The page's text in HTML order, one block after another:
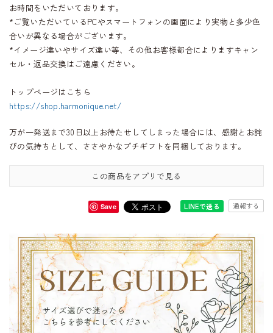
お時間をいただいております。
*ご覧いただいているPCやスマートフォンの画面により実物と多少色
合いが異なる場合がございます。
*イメージ違いやサイズ違い等、その他お客様都合によりますキャン
セル・返品交換はご遠慮ください。
トップページはこちら
https://shop.harmonique.net/
万が一発送まで30日以上お待たせしてしまった場合には、感謝とお詫
びの気持ちとして、ささやかなプチギフトを同梱しております。
この商品をアプリで見る
Save LINEで送る 通報する